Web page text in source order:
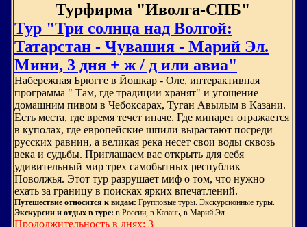
Турфирма "Иволга-СПБ"
Тур "Три солнца над Волгой:
Татарстан - Чувашия - Марий Эл.
Мини, 3 дня + ж / д или авиа"
Набережная Брюгге в Йошкар - Оле, интерактивная
программа " Там, где традиции хранят" и угощение
домашним пивом в Чебоксарах, Туган Авылым в Казани.
Есть места, где время течет иначе. Где минарет отражается
в куполах, где европейские шпили вырастают посреди
русских равнин, а великая река несет свои воды сквозь
века и судьбы. Приглашаем вас открыть для себя
удивительный мир трех самобытных республик
Поволжья. Этот тур разрушает миф о том, что нужно
ехать за границу в поисках ярких впечатлений.
Путешествие относится к видам: Групповые туры. Экскурсионные туры.
Экскурсии и отдых в туре: в России, в Казань, в Марий Эл
Продолжительность в днях: 3